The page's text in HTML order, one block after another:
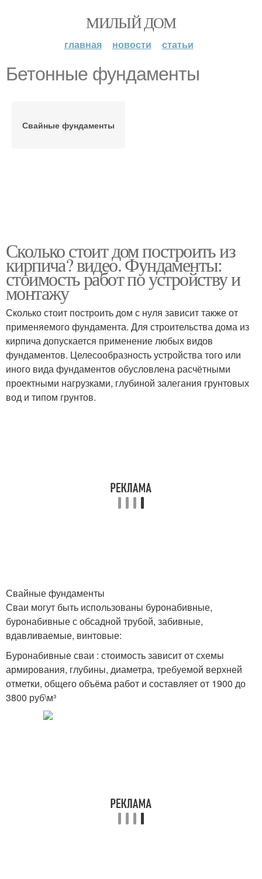
МИЛЫЙ ДОМ
главная новости статьи
Бетонные фундаменты
Свайные фундаменты
Сколько стоит дом построить из
кирпича? видео. Фундаменты:
стоимость работ по устройству и
монтажу
Сколько стоит построить дом с нуля зависит также от
применяемого фундамента. Для строительства дома из
кирпича допускается применение любых видов
фундаментов. Целесообразность устройства того или
иного вида фундаментов обусловлена расчётными
проектными нагрузками, глубиной залегания грунтовых
вод и типом грунтов.
Свайные фундаменты
Сваи могут быть использованы буронабивные,
буронабивные с обсадной трубой, забивные,
вдавливаемые, винтовые:
Буронабивные сваи : стоимость зависит от схемы
армирования, глубины, диаметра, требуемой верхней
отметки, общего объёма работ и составляет от 1900 до
3800 руб\м³